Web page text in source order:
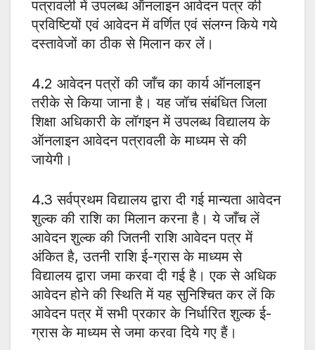
पत्रावली में उपलब्ध ऑनलाइन आवेदन पत्र की
प्रविष्टियों एवं आवेदन में वर्णित एवं संलग्न किये गये
दस्तावेजों का ठीक से मिलान कर लें।
4.2 आवेदन पत्रों की जाँच का कार्य ऑनलाइन
तरीके से किया जाना है। यह जॉच संबंधित जिला
शिक्षा अधिकारी के लॉगइन में उपलब्ध विद्यालय के
ऑनलाइन आवेदन पत्रावली के माध्यम से की
जायेगी।
4.3 सर्वप्रथम विद्यालय द्वारा दी गई मान्यता आवेदन
शुल्क की राशि का मिलान करना है। ये जाँच लें
आवेदन शुल्क की जितनी राशि आवेदन पत्र में
अंकित है, उतनी राशि ई-ग्रास के माध्यम से
विद्यालय द्वारा जमा करवा दी गई है। एक से अधिक
आवेदन होने की स्थिति में यह सुनिश्चित कर लें कि
आवेदन पत्र में सभी प्रकार के निर्धारित शुल्क ई-
ग्रास के माध्यम से जमा करवा दिये गए हैं।